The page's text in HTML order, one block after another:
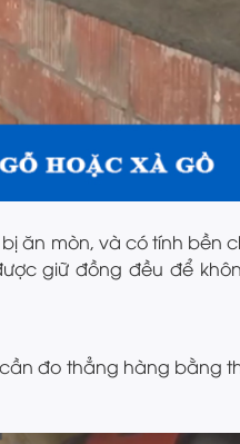
ăn mòn, và có tính bền
giữ đồng đều để
đo thẳng hàng bằng